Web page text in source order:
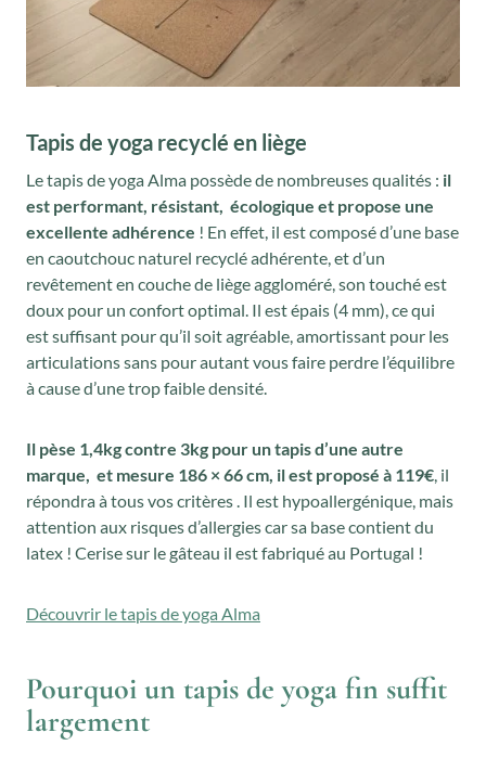
Tapis de yoga recyclé en liège
Le tapis de yoga Alma possède de nombreuses qualités : il
est performant, résistant, écologique et propose une
excellente adhérence ! En effet, il est composé d’une base
en caoutchouc naturel recyclé adhérente, et d’un
revêtement en couche de liège aggloméré, son touché est
doux pour un confort optimal. Il est épais (4 mm), ce qui
est suffisant pour qu’il soit agréable, amortissant pour les
articulations sans pour autant vous faire perdre l’équilibre
à cause d’une trop faible densité.
Il pèse 1,4kg contre 3kg pour un tapis d’une autre
marque, et mesure 186 × 66 cm, il est proposé à 119€, il
répondra à tous vos critères . Il est hypoallergénique, mais
attention aux risques d’allergies car sa base contient du
latex ! Cerise sur le gâteau il est fabriqué au Portugal !
Découvrir le tapis de yoga Alma
Pourquoi un tapis de yoga fin suffit
largement